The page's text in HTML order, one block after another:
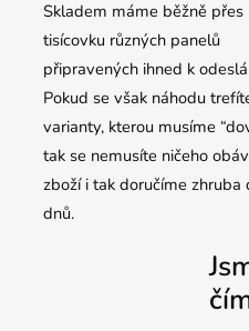
Skladem máme běžně přes
tisícovku různých panelů
připravených ihned k
Pokud se však náhodu
varianty, kterou musíme
tak se nemusíte ničeho
zboží i tak doručíme zhruba
dnů.